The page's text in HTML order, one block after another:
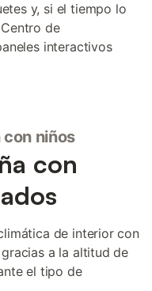
y, si el tiempo lo
de
interactivos
niños
con
de interior con
a la altitud de
el tipo de